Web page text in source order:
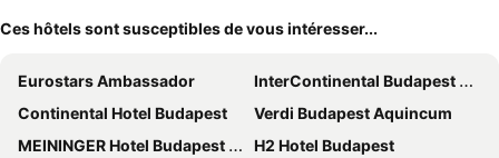
Ces hôtels sont susceptibles de vous intéresser...
Eurostars Ambassador
InterContinental Budapest by IHG
Continental Hotel Budapest
Verdi Budapest Aquincum
MEININGER Hotel Budapest Great Market Hall
H2 Hotel Budapest